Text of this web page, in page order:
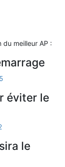
du meilleur AP :
éviter le
le